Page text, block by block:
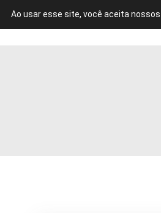
CLÍNICA DE ESTÉTICA EM
Ao usar esse site, você aceita